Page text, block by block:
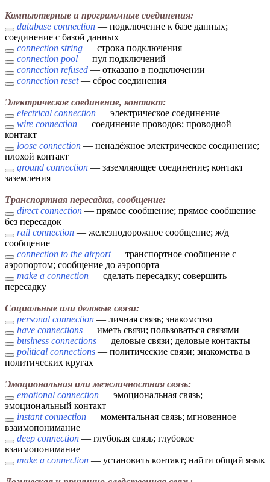
Компьютерные и программные соединения:
database connection — подключение к базе данных;
соединение с базой данных
connection string — строка подключения
connection pool — пул подключений
connection refused — отказано в подключении
connection reset— сброс соединения
Электрическое соединение, контакт:
electrical connection — электрическое соединение
wire connection — соединение проводов; проводной
контакт
loose connection — ненадёжное электрическое соединение;
плохой контакт
ground connection — заземляющее соединение; контакт
заземления
Транспортная пересадка, сообщение:
direct connection — прямое сообщение; прямое сообщение
без пересадок
rail connection — железнодорожное сообщение; ж/д
сообщение
connection to the airport— транспортное сообщение с
аэропортом; сообщение до аэропорта
make a connection — сделать пересадку; совершить
пересадку
Социальные или деловые связи:
personal connection — личная связь; знакомство
have connections — иметь связи; пользоваться связями
business connections — деловые связи; деловые контакты
political connections — политические связи; знакомства в
политических кругах
Эмоциональная или межличностная связь:
emotional connection — эмоциональная связь;
эмоциональный контакт
instant connection — моментальная связь; мгновенное
взаимопонимание
deep connection — глубокая связь; глубокое
взаимопонимание
make a connection — установить контакт; найти общий язык